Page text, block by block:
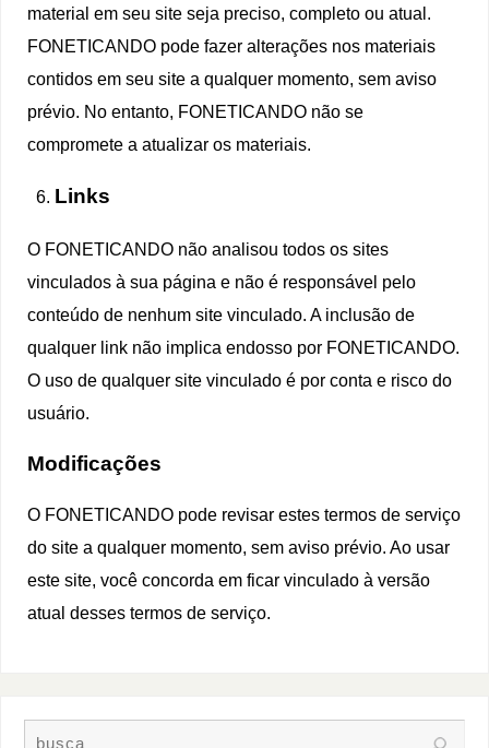
material em seu site seja preciso, completo ou atual.
FONETICANDO pode fazer alterações nos materiais
contidos em seu site a qualquer momento, sem aviso
prévio. No entanto, FONETICANDO não se
compromete a atualizar os materiais.
Links
O FONETICANDO não analisou todos os sites
vinculados à sua página e não é responsável pelo
conteúdo de nenhum site vinculado. A inclusão de
qualquer link não implica endosso por FONETICANDO.
O uso de qualquer site vinculado é por conta e risco do
usuário.
Modificações
O FONETICANDO pode revisar estes termos de serviço
do site a qualquer momento, sem aviso prévio. Ao usar
este site, você concorda em ficar vinculado à versão
atual desses termos de serviço.